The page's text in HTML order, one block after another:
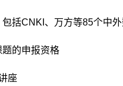
括CNKI、万方等85个中
的申报资格
座